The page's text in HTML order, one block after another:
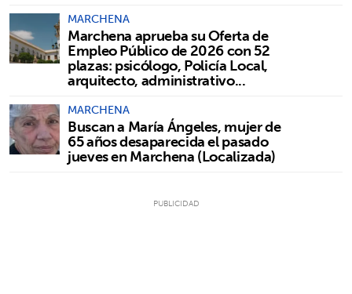
MARCHENA
Marchena aprueba su Oferta de
Empleo Público de 2026 con 52
plazas: psicólogo, Policía Local,
arquitecto, administrativo...
MARCHENA
Buscan a María Ángeles, mujer de
65 años desaparecida el pasado
jueves en Marchena (Localizada)